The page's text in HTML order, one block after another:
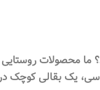
محصولات
بقالی کوچک